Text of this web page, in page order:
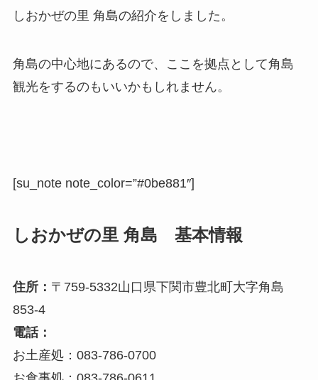
しおかぜの里 角島の紹介をしました。
角島の中心地にあるので、ここを拠点として角島
観光をするのもいいかもしれません。
[su_note note_color=”#0be881″]
しおかぜの里 角島 基本情報
住所： 〒759-5332山口県下関市豊北町大字角島
853-4
電話：
お土産処：083-786-0700